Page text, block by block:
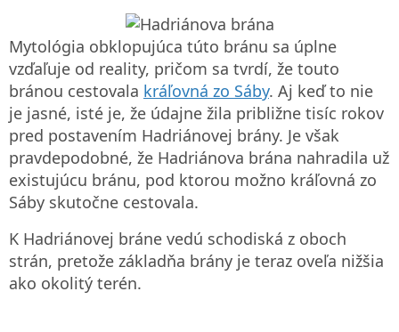
Mytológia obklopujúca túto bránu sa úplne
vzďaľuje od reality, pričom sa tvrdí, že touto
bránou cestovala kráľovná zo Sáby. Aj keď to nie
je jasné, isté je, že údajne žila približne tisíc rokov
pred postavením Hadriánovej brány. Je však
pravdepodobné, že Hadriánova brána nahradila už
existujúcu bránu, pod ktorou možno kráľovná zo
Sáby skutočne cestovala.
K Hadriánovej bráne vedú schodiská z oboch
strán, pretože základňa brány je teraz oveľa nižšia
ako okolitý terén.